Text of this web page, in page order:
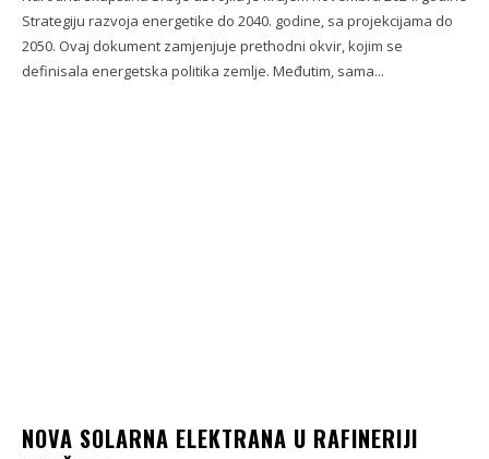
Strategiju razvoja energetike do 2040. godine, sa projekcijama do
2050. Ovaj dokument zamjenjuje prethodni okvir, kojim se
definisala energetska politika zemlje. Međutim, sama...
NOVA SOLARNA ELEKTRANA U RAFINERIJI